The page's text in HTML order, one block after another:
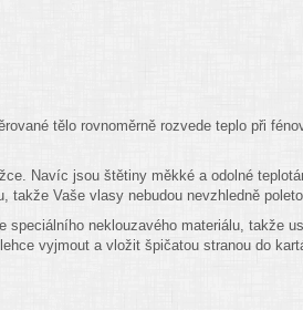
tělo rovnoměrně rozvede teplo při
Navíc jsou štětiny měkké a odolné
Vaše vlasy nebudou nevzhledně
neklouzavého materiálu, takže
vyjmout a vložit špičatou stranou do